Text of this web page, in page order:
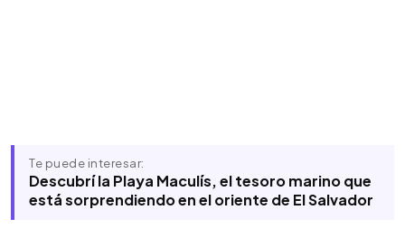
Te puede interesar:
Descubrí la Playa Maculís, el tesoro marino que
está sorprendiendo en el oriente de El Salvador